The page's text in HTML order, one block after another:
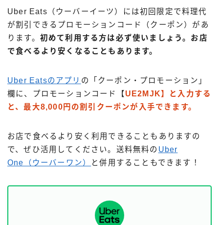
Uber Eats（ウーバーイーツ）には初回限定で料理代
が割引できるプロモーションコード（クーポン）があ
ります。 初めて利用する方は必ず使いましょう。お店
で食べるより安くなることもあります。
Uber Eatsのアプリ の「クーポン・プロモーション」
欄に、プロモーションコード【 UE2MJK】と入力する
と、最大8,000円の割引クーポンが入手できます。
お店で食べるより安く利用できることもありますの
で、ぜひ活用してください。送料無料の Uber
One（ウーバーワン）
と併用することもできます！